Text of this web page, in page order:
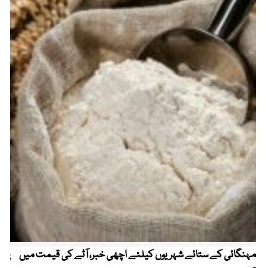
مہنگائی کے ستائے شہریوں کیلئے اچھی خبر، آٹے کی قیمت میں